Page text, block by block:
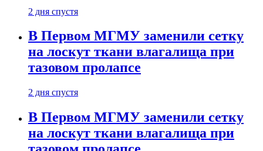
2 дня спустя
В Первом МГМУ заменили сетку
на лоскут ткани влагалища при
тазовом пролапсе
2 дня спустя
В Первом МГМУ заменили сетку
на лоскут ткани влагалища при